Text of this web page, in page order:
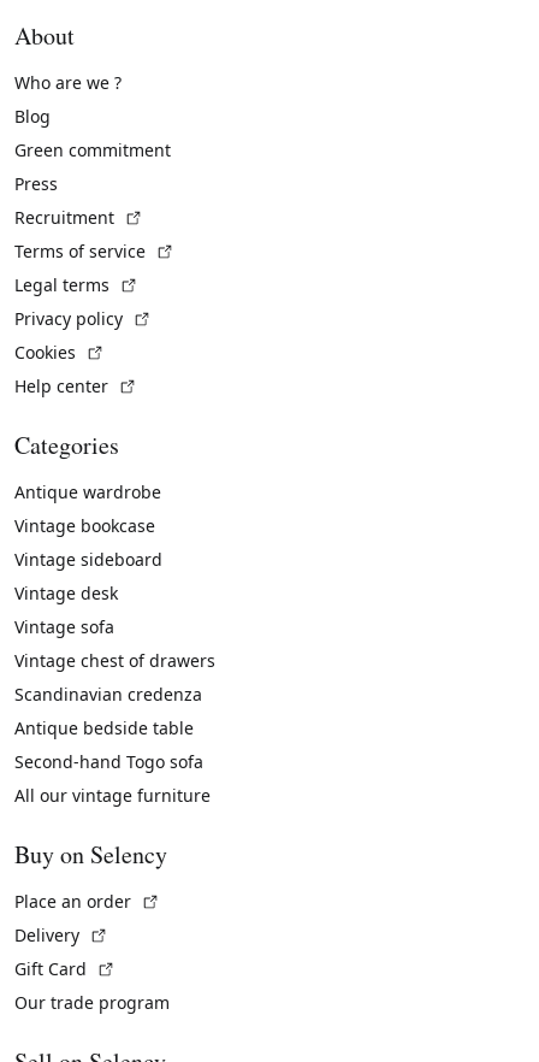
About
Who are we ?
Blog
Green commitment
Press
Recruitment
Terms of service
Legal terms
Privacy policy
Cookies
Help center
Categories
Antique wardrobe
Vintage bookcase
Vintage sideboard
Vintage desk
Vintage sofa
Vintage chest of drawers
Scandinavian credenza
Antique bedside table
Second-hand Togo sofa
All our vintage furniture
Buy on Selency
Place an order
Delivery
Gift Card
Our trade program